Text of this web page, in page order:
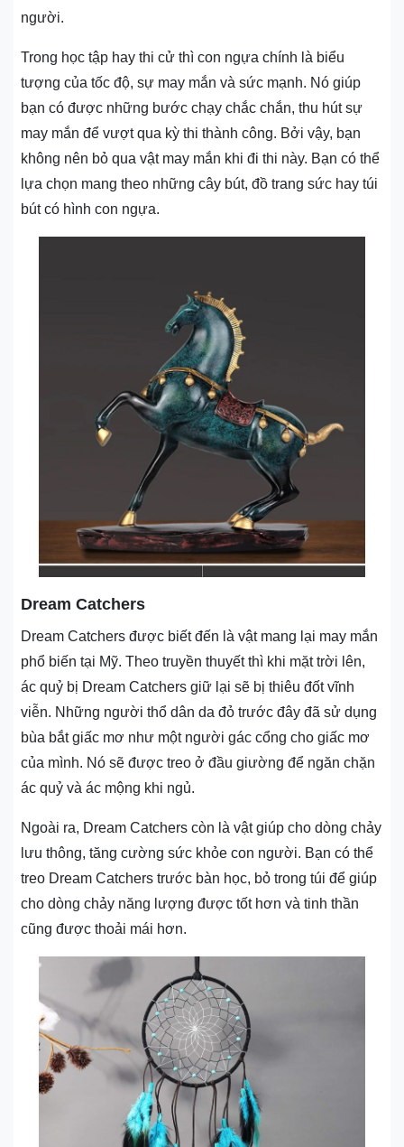
người.
Trong học tập hay thi cử thì con ngựa chính là biểu
tượng của tốc độ, sự may mắn và sức mạnh. Nó giúp
bạn có được những bước chạy chắc chắn, thu hút sự
may mắn để vượt qua kỳ thi thành công. Bởi vậy, bạn
không nên bỏ qua vật may mắn khi đi thi này. Bạn có thể
lựa chọn mang theo những cây bút, đồ trang sức hay túi
bút có hình con ngựa.
Dream Catchers
Dream Catchers được biết đến là vật mang lại may mắn
phổ biến tại Mỹ. Theo truyền thuyết thì khi mặt trời lên,
ác quỷ bị Dream Catchers giữ lại sẽ bị thiêu đốt vĩnh
viễn. Những người thổ dân da đỏ trước đây đã sử dụng
bùa bắt giấc mơ như một người gác cổng cho giấc mơ
của mình. Nó sẽ được treo ở đầu giường để ngăn chặn
ác quỷ và ác mộng khi ngủ.
Ngoài ra, Dream Catchers còn là vật giúp cho dòng chảy
lưu thông, tăng cường sức khỏe con người. Bạn có thể
treo Dream Catchers trước bàn học, bỏ trong túi để giúp
cho dòng chảy năng lượng được tốt hơn và tinh thần
cũng được thoải mái hơn.